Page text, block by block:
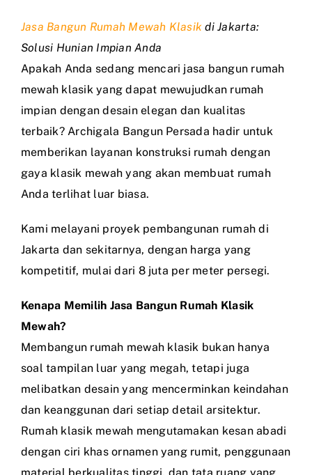
Jasa Bangun Rumah Mewah Klasikdi Jakarta:
Solusi Hunian Impian Anda
Apakah Anda sedang mencari jasa bangun rumah
mewah klasik yang dapat mewujudkan rumah
impian dengan desain elegan dan kualitas
terbaik? Archigala Bangun Persada hadir untuk
memberikan layanan konstruksi rumah dengan
gaya klasik mewah yang akan membuat rumah
Anda terlihat luar biasa.
Kami melayani proyek pembangunan rumah di
Jakarta dan sekitarnya, dengan harga yang
kompetitif, mulai dari 8 juta per meter persegi.
Kenapa Memilih Jasa Bangun Rumah Klasik
Mewah?
Membangun rumah mewah klasik bukan hanya
soal tampilan luar yang megah, tetapi juga
melibatkan desain yang mencerminkan keindahan
dan keanggunan dari setiap detail arsitektur.
Rumah klasik mewah mengutamakan kesan abadi
dengan ciri khas ornamen yang rumit, penggunaan